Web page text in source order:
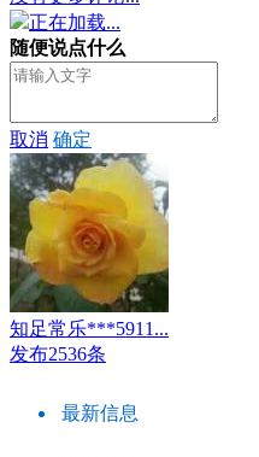
正在加载...
随便说点什么
取消 确定
知足常乐***5911...
发布2536条
最新信息